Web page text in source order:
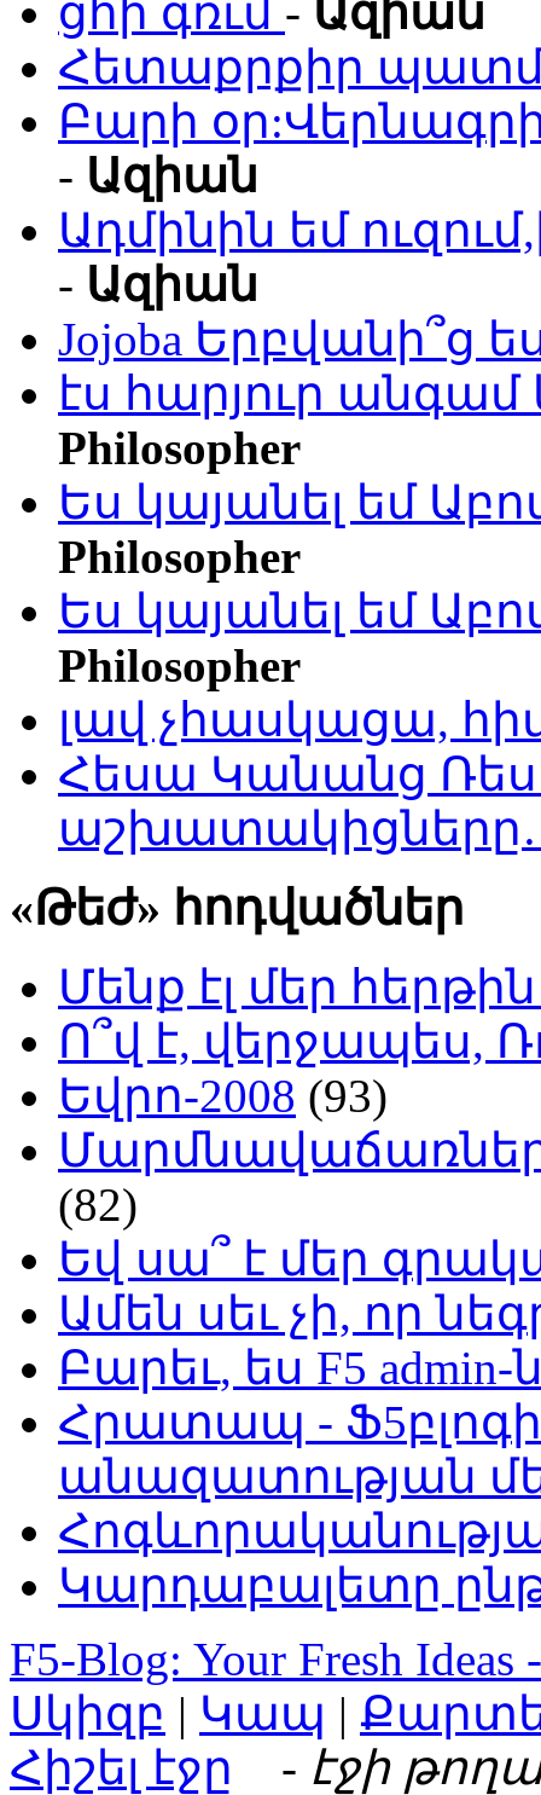
ցհի գռւմ - Ազիան
Հետաքրքիր
Բարի
- Ազիան
Ադմինին եմ
- Ազիան
Jojoba Երբվանի՞ց
էս հարյուր
Philosopher
Ես կայանել եմ
Philosopher
Ես կայանել եմ
Philosopher
լավ չհասկացա,
Հեսա Կանանց
«Թեժ» հոդվածներ
Մենք էլ մեր
Ո՞վ է, վերջապես,
Եվրո-2008 (93)
Մարմնավաճառներ
(82)
Եվ սա՞ է մեր
Ամեն սեւ չի, որ
Բարեւ, ես F5 admin-
Հրատապ -
անազատության
Կարդաբալետը
F5-Blog: Your Fresh Ideas
Սկիզբ | Կապ |
Հիշել էջը
- էջի